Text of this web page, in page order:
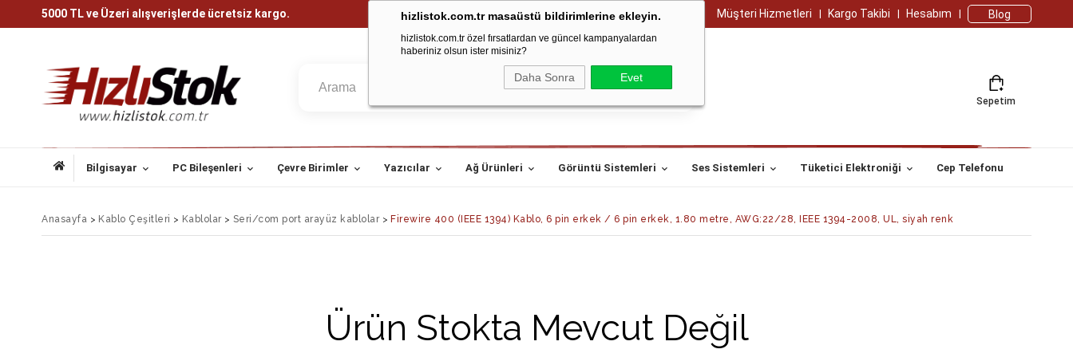
hizlistok.com.tr masaüstü bildirimlerine ekleyin.
hizlistok.com.tr özel fırsatlardan ve güncel kampanyalardan
haberiniz olsun ister misiniz?
Daha Sonra Evet
5000 TL ve Üzeri alışverişlerde ücretsiz kargo. Müşteri Hizmetleri Kargo Takibi Hesabım Blog
Sepetim
Bilgisayar PC Bileşenleri Çevre Birimler Yazıcılar Ağ Ürünleri Görüntü Sistemleri Ses Sistemleri Tüketici Elektroniği Cep Telefonu
Anasayfa > Kablo Çeşitleri > Kablolar> Seri/com port arayüz kablolar> Firewire 400 (IEEE 1394) Kablo, 6 pin erkek / 6 pin erkek, 1.80 metre, AWG:22/28, IEEE 1394-2008, UL, siyah renk